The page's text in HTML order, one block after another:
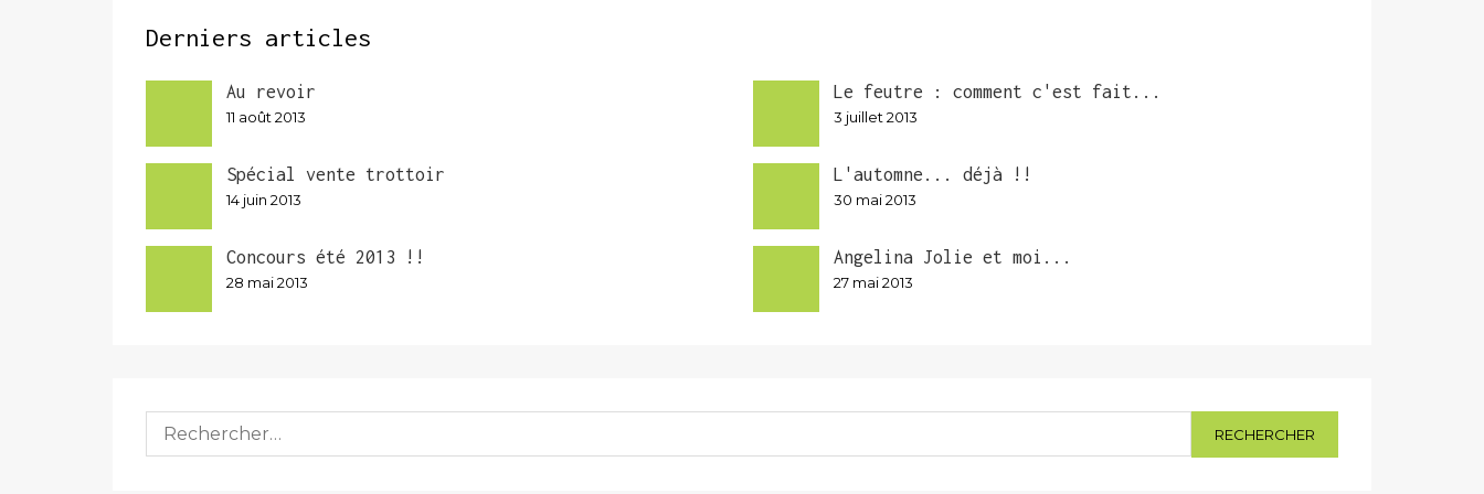
Derniers articles
Au revoir
11 août 2013
Le feutre : comment c'est fait...
3 juillet 2013
Spécial vente trottoir
14 juin 2013
L'automne... déjà !!
30 mai 2013
Concours été 2013 !!
28 mai 2013
Angelina Jolie et moi...
27 mai 2013
Rechercher :